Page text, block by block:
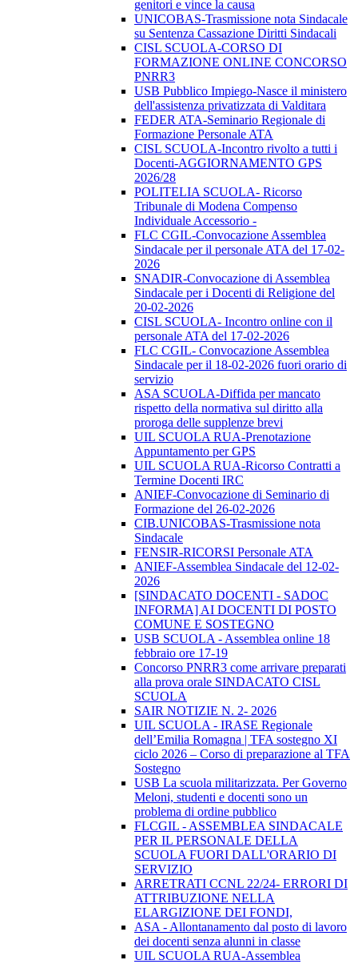
genitori e vince la causa
UNICOBAS-Trasmissione nota Sindacale
su Sentenza Cassazione Diritti Sindacali
CISL SCUOLA-CORSO DI
FORMAZIONE ONLINE CONCORSO
PNRR3
USB Pubblico Impiego-Nasce il ministero
dell'assistenza privatizzata di Valditara
FEDER ATA-Seminario Regionale di
Formazione Personale ATA
CISL SCUOLA-Incontro rivolto a tutti i
Docenti-AGGIORNAMENTO GPS
2026/28
POLITELIA SCUOLA- Ricorso
Tribunale di Modena Compenso
Individuale Accessorio -
FLC CGIL-Convocazione Assemblea
Sindacale per il personale ATA del 17-02-
2026
SNADIR-Convocazione di Assemblea
Sindacale per i Docenti di Religione del
20-02-2026
CISL SCUOLA- Incontro online con il
personale ATA del 17-02-2026
FLC CGIL- Convocazione Assemblea
Sindacale per il 18-02-2026 fuori orario di
servizio
ASA SCUOLA-Diffida per mancato
rispetto della normativa sul diritto alla
proroga delle supplenze brevi
UIL SCUOLA RUA-Prenotazione
Appuntamento per GPS
UIL SCUOLA RUA-Ricorso Contratti a
Termine Docenti IRC
ANIEF-Convocazione di Seminario di
Formazione del 26-02-2026
CIB.UNICOBAS-Trasmissione nota
Sindacale
FENSIR-RICORSI Personale ATA
ANIEF-Assemblea Sindacale del 12-02-
2026
[SINDACATO DOCENTI - SADOC
INFORMA] AI DOCENTI DI POSTO
COMUNE E SOSTEGNO
USB SCUOLA - Assemblea online 18
febbraio ore 17-19
Concorso PNRR3 come arrivare preparati
alla prova orale SINDACATO CISL
SCUOLA
SAIR NOTIZIE N. 2- 2026
UIL SCUOLA - IRASE Regionale
dell’Emilia Romagna | TFA sostegno XI
ciclo 2026 – Corso di preparazione al TFA
Sostegno
USB La scuola militarizzata. Per Governo
Meloni, studenti e docenti sono un
problema di ordine pubblico
FLCGIL - ASSEMBLEA SINDACALE
PER IL PERSONALE DELLA
SCUOLA FUORI DALL'ORARIO DI
SERVIZIO
ARRETRATI CCNL 22/24- ERRORI DI
ATTRIBUZIONE NELLA
ELARGIZIONE DEI FONDI,
ASA - Allontanamento dal posto di lavoro
dei docenti senza alunni in classe
UIL SCUOLA RUA-Assemblea